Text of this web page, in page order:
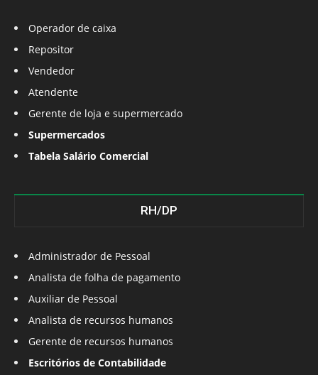
Operador de caixa
Repositor
Vendedor
Atendente
Gerente de loja e supermercado
Supermercados
Tabela Salário Comercial
RH/DP
Administrador de Pessoal
Analista de folha de pagamento
Auxiliar de Pessoal
Analista de recursos humanos
Gerente de recursos humanos
Escritórios de Contabilidade